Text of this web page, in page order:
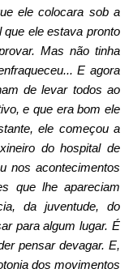
ele colocara sob a
ele estava pronto
Mas não tinha
E agora
de levar todos ao
e que era bom ele
ele começou a
do hospital de
nos acontecimentos
que lhe apareciam
da juventude, do
para algum lugar. É
pensar devagar. E,
dos movimentos